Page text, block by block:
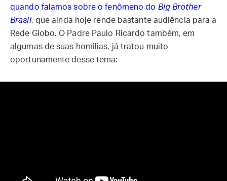
quando falamos sobre o fenômeno do Big Brother
Brasil, que ainda hoje rende bastante audiência para a
Rede Globo. O Padre Paulo Ricardo também, em
algumas de suas homilias, já tratou muito
oportunamente desse tema: